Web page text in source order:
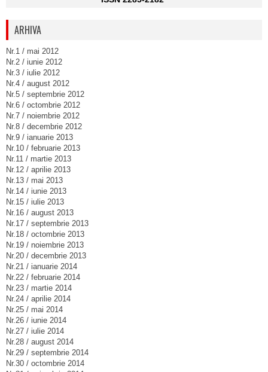
ARHIVA
Nr.1 / mai 2012
Nr.2 / iunie 2012
Nr.3 / iulie 2012
Nr.4 / august 2012
Nr.5 / septembrie 2012
Nr.6 / octombrie 2012
Nr.7 / noiembrie 2012
Nr.8 / decembrie 2012
Nr.9 / ianuarie 2013
Nr.10 / februarie 2013
Nr.11 / martie 2013
Nr.12 / aprilie 2013
Nr.13 / mai 2013
Nr.14 / iunie 2013
Nr.15 / iulie 2013
Nr.16 / august 2013
Nr.17 / septembrie 2013
Nr.18 / octombrie 2013
Nr.19 / noiembrie 2013
Nr.20 / decembrie 2013
Nr.21 / ianuarie 2014
Nr.22 / februarie 2014
Nr.23 / martie 2014
Nr.24 / aprilie 2014
Nr.25 / mai 2014
Nr.26 / iunie 2014
Nr.27 / iulie 2014
Nr.28 / august 2014
Nr.29 / septembrie 2014
Nr.30 / octombrie 2014